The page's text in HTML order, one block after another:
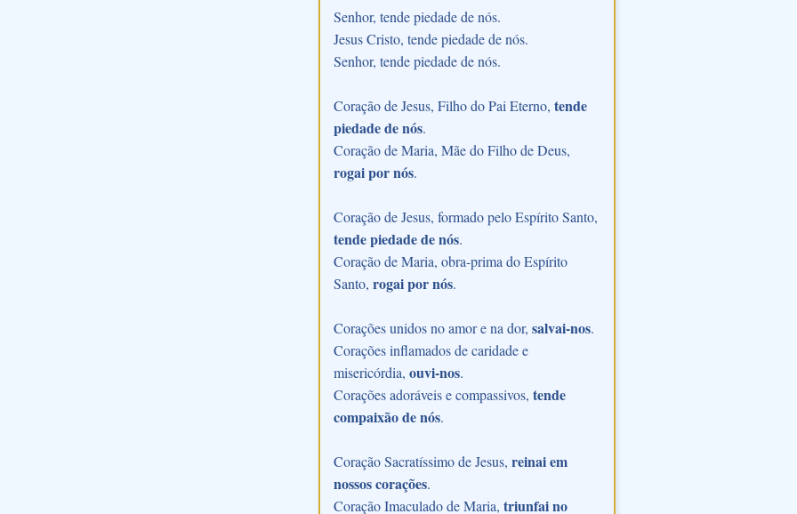
Senhor, tende piedade de nós.
Jesus Cristo, tende piedade de nós.
Senhor, tende piedade de nós.
Coração de Jesus, Filho do Pai Eterno, tende
piedade de nós.
Coração de Maria, Mãe do Filho de Deus,
rogai por nós.
Coração de Jesus, formado pelo Espírito Santo,
tende piedade de nós.
Coração de Maria, obra-prima do Espírito
Santo, rogai por nós.
Corações unidos no amor e na dor, salvai-nos.
Corações inflamados de caridade e
misericórdia, ouvi-nos.
Corações adoráveis e compassivos, tende
compaixão de nós.
Coração Sacratíssimo de Jesus, reinai em
nossos corações.
Coração Imaculado de Maria, triunfai no